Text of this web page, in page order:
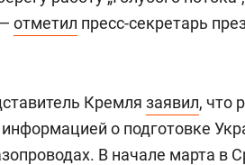
отметил пресс-секретарь
Кремля заявил, что
о подготовке
В начале марта в